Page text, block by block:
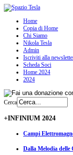
Home
Copia di Home
Chi Siamo
Nikola Tesla
Admin
Iscriviti alla
Scheda Soci
Home 2024
2024
Cerca
+INFINIUM 2024
Campi
Dalla Melodia delle